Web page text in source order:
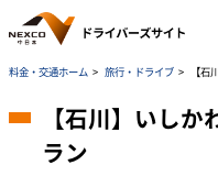
料金・交通ホーム > 旅行・ドライブ > 【
【石川】いし
ラン